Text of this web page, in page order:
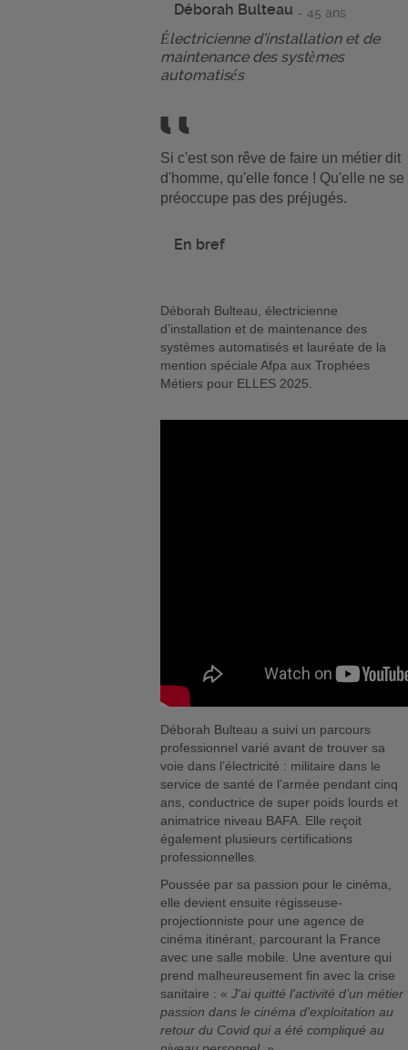
Déborah Bulteau - 45 ans
Électricienne d’installation et de
maintenance des systèmes
automatisés
Si c'est son rêve de faire un métier dit
d'homme, qu'elle fonce ! Qu'elle ne se
préoccupe pas des préjugés.
En bref
Déborah Bulteau, électricienne
d’installation et de maintenance des
systèmes automatisés et lauréate de la
mention spéciale Afpa aux Trophées
Métiers pour ELLES 2025.
Déborah Bulteau a suivi un parcours
professionnel varié avant de trouver sa
voie dans l’électricité : militaire dans le
service de santé de l’armée pendant cinq
ans, conductrice de super poids lourds et
animatrice niveau BAFA. Elle reçoit
également plusieurs certifications
professionnelles.
Poussée par sa passion pour le cinéma,
elle devient ensuite régisseuse-
projectionniste pour une agence de
cinéma itinérant, parcourant la France
avec une salle mobile. Une aventure qui
prend malheureusement fin avec la crise
sanitaire : «J'ai quitté l'activité d’un métier
passion dans le cinéma d'exploitation au
retour du Covid qui a été compliqué au